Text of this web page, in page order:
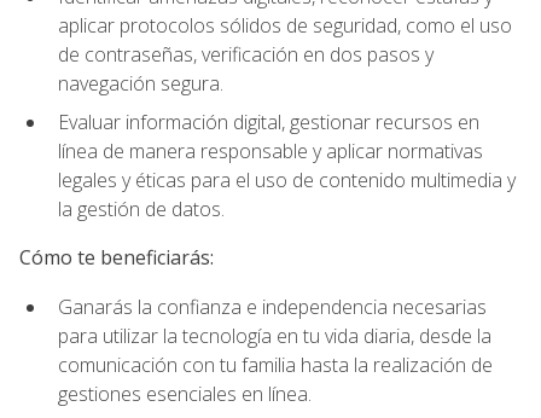
aplicar protocolos sólidos de seguridad, como el uso
de contraseñas, verificación en dos pasos y
navegación segura.
Evaluar información digital, gestionar recursos en
línea de manera responsable y aplicar normativas
legales y éticas para el uso de contenido multimedia y
la gestión de datos.
Cómo te beneficiarás:
Ganarás la confianza e independencia necesarias
para utilizar la tecnología en tu vida diaria, desde la
comunicación con tu familia hasta la realización de
gestiones esenciales en línea.